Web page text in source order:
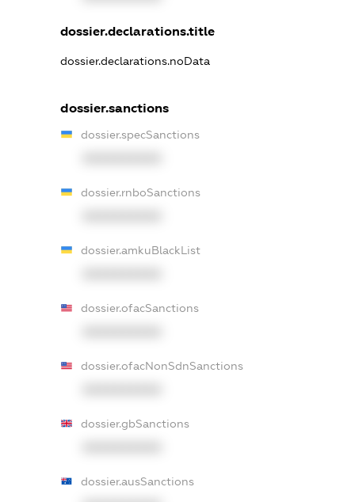
dossier.declarations.title
dossier.declarations.noData
dossier.sanctions
dossier.specSanctions
dossier.rnboSanctions
dossier.amkuBlackList
dossier.ofacSanctions
dossier.ofacNonSdnSanctions
dossier.gbSanctions
dossier.ausSanctions